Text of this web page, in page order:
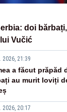
doi
Vučić
2026, 21:39
a făcut prăpăd
au murit loviți
2026, 20:17